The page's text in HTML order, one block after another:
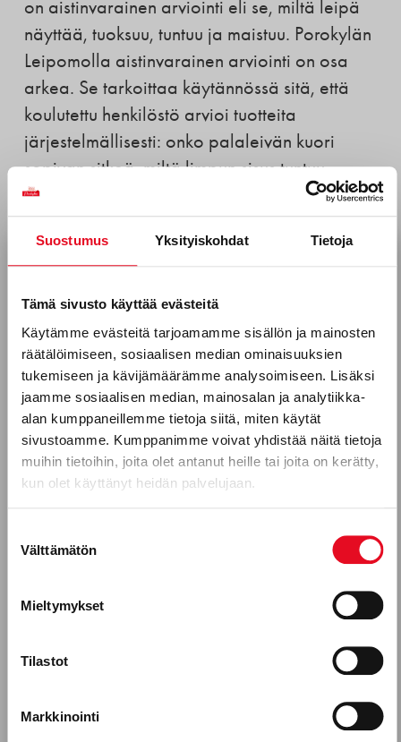
Suostumus Yksityiskohdat Tietoja
Tämä sivusto käyttää evästeitä
Käytämme evästeitä tarjoamamme sisällön ja mainosten
räätälöimiseen, sosiaalisen median ominaisuuksien
tukemiseen ja kävijämäärämme analysoimiseen. Lisäksi
jaamme sosiaalisen median, mainosalan ja analytiikka-
alan kumppaneillemme tietoja siitä, miten käytät
sivustoamme. Kumppanimme voivat yhdistää näitä tietoja
muihin tietoihin, joita olet antanut heille tai joita on kerätty,
kun olet käyttänyt heidän palvelujaan.
valinta
Välttämätön
Mieltymykset
Tilastot
Markkinointi
on aistinvarainen arviointi eli se, miltä leipä
näyttää, tuoksuu, tuntuu ja maistuu. Porokylän
Leipomolla aistinvarainen arviointi on osa
arkea. Se tarkoittaa käytännössä sitä, että
koulutettu henkilöstö arvioi tuotteita
järjestelmällisesti: onko palaleivän kuori
sopivan sitkeä, miltä limpun sisus tuntuu
suussa tai kuinka voimakkaana rukiin maku
koetaan.
TYÖNTEKIJÄTARINA
Laitinen esittäytyy
Tilaa uutiskirjeemme
Puhelinnumero
Mitkä seuraavista aihealueista
kiinnostavat sinua?
Reseptit
Porokylän leipomo Oy, leipomoala